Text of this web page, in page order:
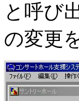
と呼び
の変更